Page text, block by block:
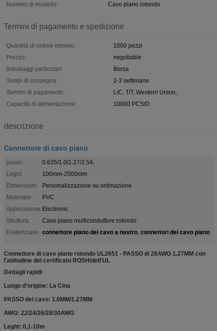
Numero di modello:
Cavo piano rotondo
Termini di pagamento e spedizione
Quantità di ordine minimo:
1000 pezzi
Prezzo:
negotiable
Imballaggi particolari:
Borsa
Tempi di consegna:
2-3 settimane
Termini di pagamento:
L/C, T/T, Western Union,
Capacità di alimentazione:
10000 PCS/D
descrizione
Connettore di cavo piano
passo:
0.635/1.0/1.27/2.54,
Leght:
100mm-2000mm
Dimensioni:
Personalizzazione su ordinazione
Materiale:
PVC
Applicazione:Electronic
Struttura:
Cavo piano multiconduttore rotondo
Evidenziare: connettore piano del cavo a nastro, connettori del cavo piano
Connettore di cavo piano rotondo UL2651 - PASSO di 28AWG 1.27MM con
l'abitudine del certificato ROSH/dell'UL
Dettagli rapidi
Luogo d'origine: La Cina
PASSO del cavo: 1.0MM/1.27MM
AWG: 22/24/26/28/30AWG
Leght: 0,1-10m